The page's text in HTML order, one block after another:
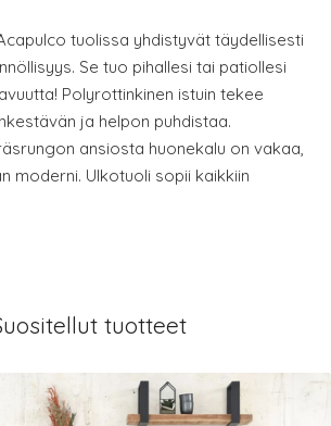
tuolissa yhdistyvät täydellisesti
Se tuo pihallesi tai patiollesi
Polyrottinkinen istuin tekee
ja helpon puhdistaa.
ansiosta huonekalu on vakaa,
moderni. Ulkotuoli sopii kaikkiin
tuotteet